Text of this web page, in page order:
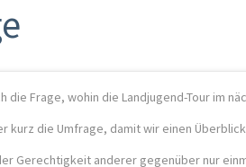
die Frage, wohin die Landjugend-Tour im
kurz die Umfrage, damit wir einen
Gerechtigkeit anderer gegenüber nur